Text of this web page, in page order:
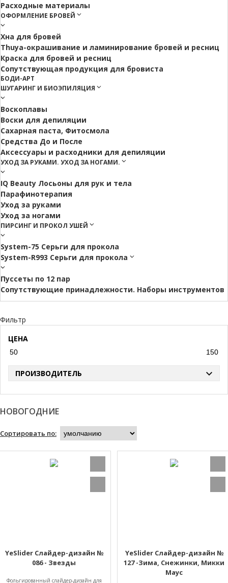
Расходные материалы
ОФОРМЛЕНИЕ БРОВЕЙ
Хна для бровей
Thuya-окрашивание и ламинирование бровей и ресниц
Краска для бровей и ресниц
Сопутствующая продукция для бровиста
БОДИ-АРТ
ШУГАРИНГ И БИОЭПИЛЯЦИЯ
Воскоплавы
Воски для депиляции
Сахарная паста, Фитосмола
Средства До и После
Аксессуары и расходники для депиляции
УХОД ЗА РУКАМИ. УХОД ЗА НОГАМИ.
IQ Beauty Лосьоны для рук и тела
Парафинотерапия
Уход за руками
Уход за ногами
ПИРСИНГ И ПРОКОЛ УШЕЙ
System-75 Серьги для прокола
System-R993 Серьги для прокола
Пуссеты по 12 пар
Cопутствующие принадлежности. Наборы инструментов
Фильтр
ЦЕНА
ПРОИЗВОДИТЕЛЬ
НОВОГОДНИЕ
Сортировать по:
YeSlider Слайдер-дизайн №
086 - Звезды
Фольгированный слайдер-дизайн для
YeSlider Слайдер-дизайн №
127 -Зима, Снежинки, Микки
Маус